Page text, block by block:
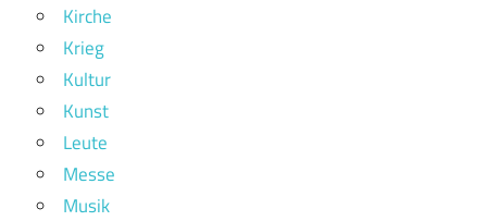
Kirche
Krieg
Kultur
Kunst
Leute
Messe
Musik